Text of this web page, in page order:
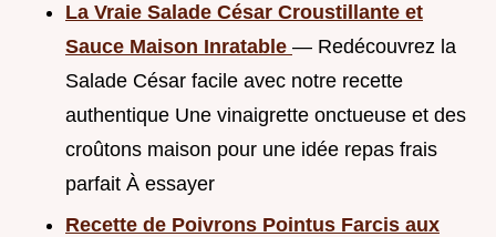
La Vraie Salade César Croustillante et
Sauce Maison Inratable — Redécouvrez la
Salade César facile avec notre recette
authentique Une vinaigrette onctueuse et des
croûtons maison pour une idée repas frais
parfait À essayer
Recette de Poivrons Pointus Farcis aux